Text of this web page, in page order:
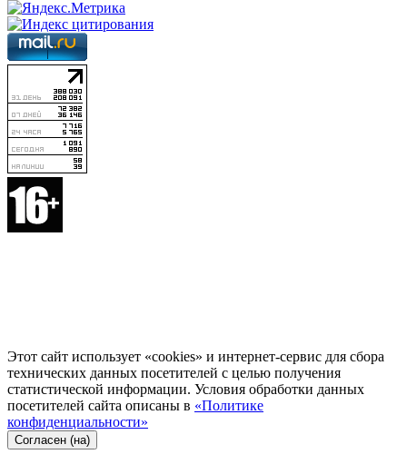
Этот сайт использует «cookies» и интернет-сервис для сбора
технических данных посетителей с целью получения
статистической информации. Условия обработки данных
посетителей сайта описаны в «Политике
конфиденциальности»
Согласен (на)